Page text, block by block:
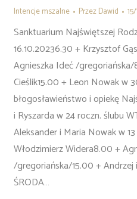
Intencje mszalne PrzezDawid
Sanktuarium Najświętszej
16.10.20236.30 + Krzysztof
Agnieszka Ideć /
Cieślik15.00 + Leon Nowak w
błogosławieństwo i opiekę
i Ryszarda w 24 roczn. ślubu
Aleksander i Maria Nowak w
Włodzimierz Widera8.00 +
/gregoriańska/15.00 + Andrzej
ŚRODA…